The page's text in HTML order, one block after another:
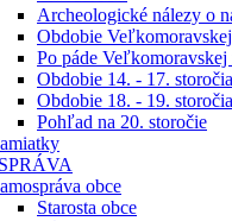
Archeologické nálezy o
Obdobie
Po páde Veľkomoravskej
Obdobie 14. - 17. storočia
Obdobie 18. - 19. storočia
Pohľad na 20. storočie
obce
Starosta obce